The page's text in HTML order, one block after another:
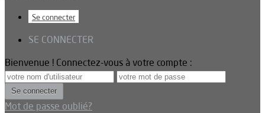
Se connecter
SE CONNECTER
Bienvenue ! Connectez-vous à votre compte :
Mot de passe oublié?